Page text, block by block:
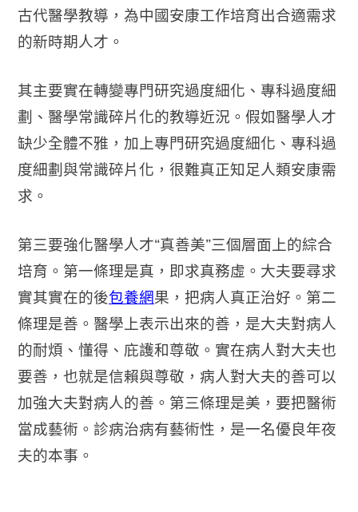
古代醫學教導，為中國安康工作培育出合適需求
的新時期人才。
其主要實在轉變專門研究過度細化、專科過度細
劃、醫學常識碎片化的教導近況。假如醫學人才
缺少全體不雅，加上專門研究過度細化、專科過
度細劃與常識碎片化，很難真正知足人類安康需
求。
第三要強化醫學人才“真善美”三個層面上的綜合
培育。第一條理是真，即求真務虛。大夫要尋求
實其實在的後包養網果，把病人真正治好。第二
條理是善。醫學上表示出來的善，是大夫對病人
的耐煩、懂得、庇護和尊敬。實在病人對大夫也
要善，也就是信賴與尊敬，病人對大夫的善可以
加強大夫對病人的善。第三條理是美，要把醫術
當成藝術。診病治病有藝術性，是一名優良年夜
夫的本事。